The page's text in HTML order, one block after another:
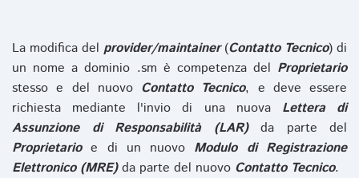
La modifica del provider/maintainer(Contatto Tecnico) di
un nome a dominio .sm è competenza del Proprietario
stesso e del nuovo Contatto Tecnico, e deve essere
richiesta mediante l'invio di una nuova Lettera di
Assunzione di Responsabilità (LAR)da parte del
Proprietarioe di un nuovo Modulo di Registrazione
Elettronico (MRE)da parte del nuovo Contatto Tecnico.